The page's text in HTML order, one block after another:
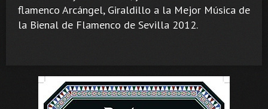
flamenco Arcángel, Giraldillo a la Mejor Música de
la Bienal de Flamenco de Sevilla 2012.